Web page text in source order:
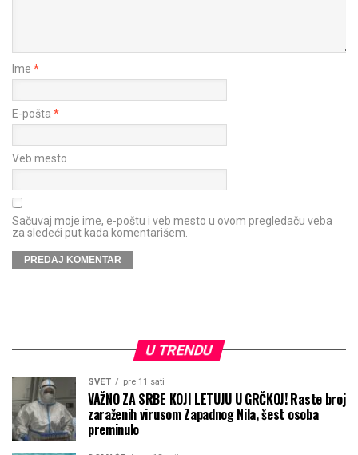
Ime *
E-pošta *
Veb mesto
Sačuvaj moje ime, e-poštu i veb mesto u ovom pregledaču veba
za sledeći put kada komentarišem.
U TRENDU
SVET pre 11 sati
VAŽNO ZA SRBE KOJI LETUJU U GRČKOJ! Raste broj
zaraženih virusom Zapadnog Nila, šest osoba
preminulo